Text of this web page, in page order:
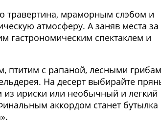
травертина, мраморным слэбом и
атмосферу. А заняв места за
гастрономическим спектаклем и
птитим с рапаной, лесными
На десерт выбирайте
ириски или необычный и легкий
аккордом станет бутылка